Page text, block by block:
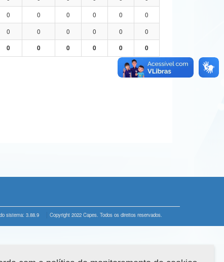
0 0 0 0 0
0
0 0 0 0 0
0
0 0 0 0 0 0
sistema: 3.88.9 Copyright 2022 Capes. Todos os direitos reservados.